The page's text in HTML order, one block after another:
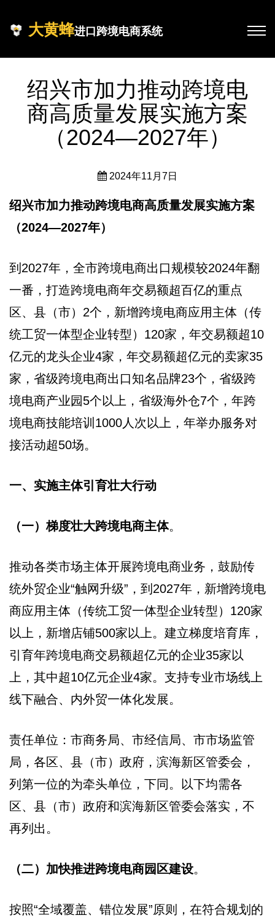
大黄蜂进口跨境电商系统
绍兴市加力推动跨境电
商高质量发展实施方案
（2024—2027年）
2024年11月7日
绍兴市加力推动跨境电商高质量发展实施方案
（2024—2027年）
到2027年，全市跨境电商出口规模较2024年翻
一番，打造跨境电商年交易额超百亿的重点
区、县（市）2个，新增跨境电商应用主体（传
统工贸一体型企业转型）120家，年交易额超10
亿元的龙头企业4家，年交易额超亿元的卖家35
家，省级跨境电商出口知名品牌23个，省级跨
境电商产业园5个以上，省级海外仓7个，年跨
境电商技能培训1000人次以上，年举办服务对
接活动超50场。
一、实施主体引育壮大行动
（一）梯度壮大跨境电商主体。
推动各类市场主体开展跨境电商业务，鼓励传
统外贸企业“触网升级”，到2027年，新增跨境电
商应用主体（传统工贸一体型企业转型）120家
以上，新增店铺500家以上。建立梯度培育库，
引育年跨境电商交易额超亿元的企业35家以
上，其中超10亿元企业4家。支持专业市场线上
线下融合、内外贸一体化发展。
责任单位：市商务局、市经信局、市市场监管
局，各区、县（市）政府，滨海新区管委会，
列第一位的为牵头单位，下同。以下均需各
区、县（市）政府和滨海新区管委会落实，不
再列出。
（二）加快推进跨境电商园区建设。
按照“全域覆盖、错位发展”原则，在符合规划的